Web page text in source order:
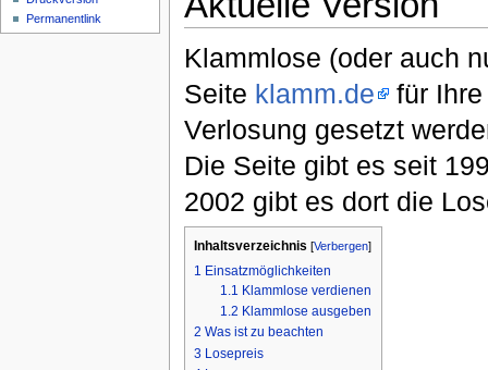
Klammlose (oder auch
Seite klamm.de für Ihre
Verlosung gesetzt
Die Seite gibt es seit
2002 gibt es dort die
Inhaltsverzeichnis [Verbergen]
1 Einsatzmöglichkeiten
1.1 Klammlose verdienen
1.2 Klammlose ausgeben
2 Was ist zu beachten
3 Losepreis
Permanentlink